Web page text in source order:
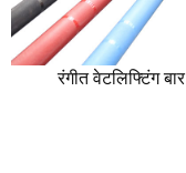
रंगीत वेटलिफ्टिंग बार